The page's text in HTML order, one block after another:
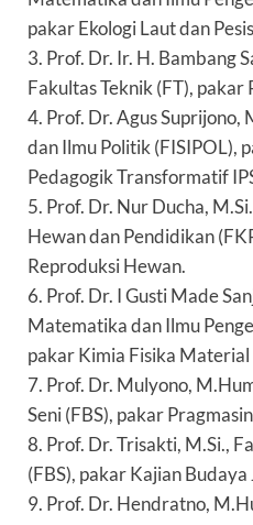
pakar Ekologi Laut dan
3. Prof. Dr. Ir. H. Bambang
Fakultas Teknik (FT),
4. Prof. Dr. Agus Suprijono,
dan Ilmu Politik (FISIPOL),
Pedagogik Transformatif
5. Prof. Dr. Nur Ducha,
Hewan dan Pendidikan
Reproduksi Hewan.
6. Prof. Dr. I Gusti Made
Matematika dan Ilmu
pakar Kimia Fisika Material
7. Prof. Dr. Mulyono,
Seni (FBS), pakar
8. Prof. Dr. Trisakti, M.Si.,
(FBS), pakar Kajian Budaya
9. Prof. Dr. Hendratno,